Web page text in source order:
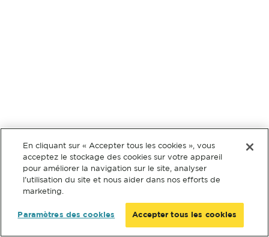
En cliquant sur « Accepter tous les cookies », vous
acceptez le stockage des cookies sur votre appareil
pour améliorer la navigation sur le site, analyser
l’utilisation du site et nous aider dans nos efforts de
marketing.
Paramètres des cookies Accepter tous les cookies